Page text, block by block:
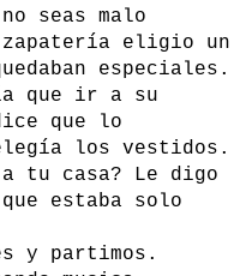
seas malo
zapatería eligio un
especiales.
que ir a su
que lo
los vestidos.
tu casa? Le digo
estaba solo
y partimos.